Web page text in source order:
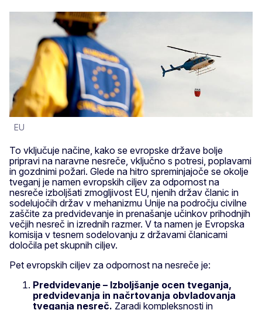
EU
To vključuje načine, kako se evropske države bolje
pripravi na naravne nesreče, vključno s potresi, poplavami
in gozdnimi požari. Glede na hitro spreminjajoče se okolje
tveganj je namen evropskih ciljev za odpornost na
nesreče izboljšati zmogljivost EU, njenih držav članic in
sodelujočih držav v mehanizmu Unije na področju civilne
zaščite za predvidevanje in prenašanje učinkov prihodnjih
večjih nesreč in izrednih razmer. V ta namen je Evropska
komisija v tesnem sodelovanju z državami članicami
določila pet skupnih ciljev.
Pet evropskih ciljev za odpornost na nesreče je:
Predvidevanje – Izboljšanje ocen tveganja,
predvidevanja in načrtovanja obvladovanja
tveganja nesreč. Zaradi kompleksnosti in